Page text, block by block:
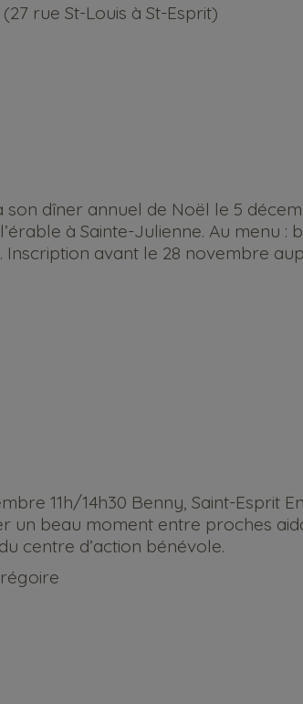
rue St-Louis à St-Esprit)
dîner annuel de Noël le 5
à Sainte-Julienne. Au menu :
Inscription avant le 28 novembre
11h/14h30 Benny, Saint-Esprit
un beau moment entre proches
centre d’action bénévole.